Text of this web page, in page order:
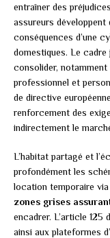
entraîner des
assureurs
conséquences d’une
domestiques. Le
consolider,
professionnel et
de directive
renforcement des
indirectement le
L’habitat partagé et
profondément les
location temporaire
zones grises
encadrer. L’article 125
ainsi aux plateformes